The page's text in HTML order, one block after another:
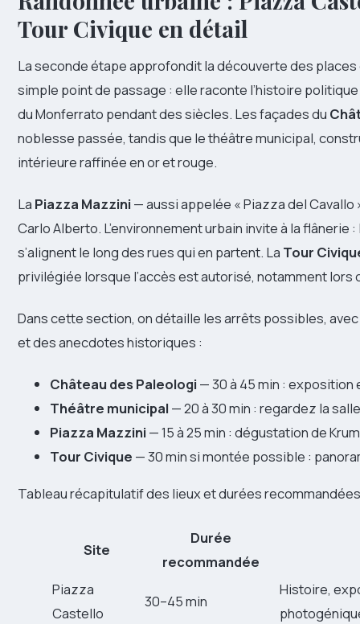
Tour Civique en détail
La seconde étape approfondit la découverte des
simple point de passage : elle raconte l’histoire
du Monferrato pendant des siècles. Les façades du
noblesse passée, tandis que le théâtre municipal,
intérieure raffinée en or et rouge.
La Piazza Mazzini — aussi appelée « Piazza del
Carlo Alberto. L’environnement urbain invite à la
s’alignent le long des rues qui en partent. La Tour
privilégiée lorsque l’accès est autorisé, notamment lors
Dans cette section, on détaille les arrêts possibles,
et des anecdotes historiques :
Château des Paleologi — 30 à 45 min :
Théâtre municipal — 20 à 30 min : regardez la
Piazza Mazzini — 15 à 25 min : dégustation de
Tour Civique — 30 min si montée possible :
Tableau récapitulatif des lieux et durées
Site
Durée
recommandée
Piazza
Castello
30–45 min
Histoire,